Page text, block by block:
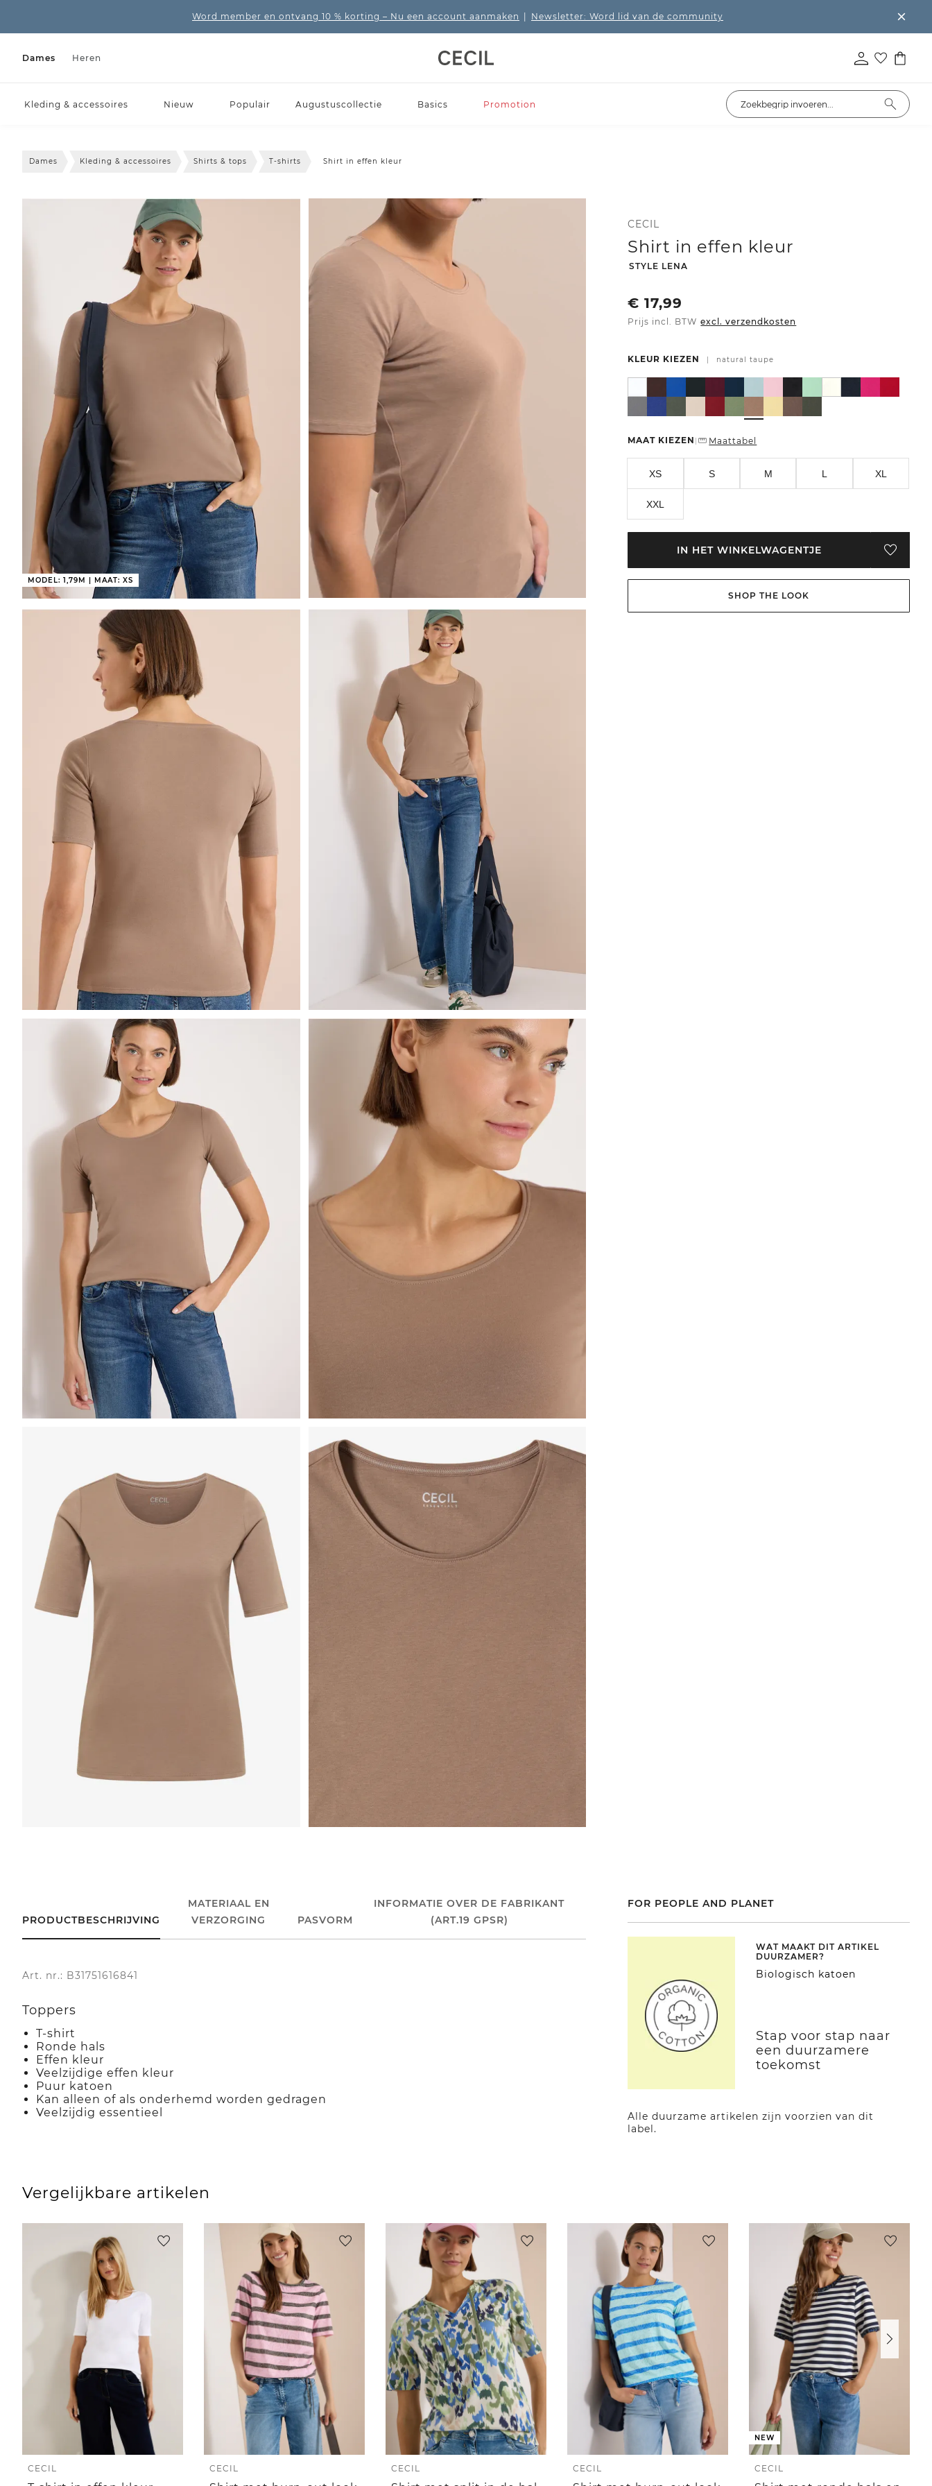
Word member en ontvang 10 % korting – Nu een account aanmaken Newsletter: Word lid van de community
Dames Heren
Kleding & accessoires Nieuw Populair Augustuscollectie Basics Promotion
Dames Kleding & accessoires Shirts & tops T-shirts Shirt in effen kleur
MODEL: 1,79M | MAAT: XS
CECIL
Shirt in effen kleur
-
STYLE LENA
€ 17,99
Prijs incl. BTW excl. verzendkosten
KLEUR KIEZEN | natural taupe
MAAT KIEZEN | Maattabel
XS S M L XL
XXL
IN HET WINKELWAGENTJE
SHOP THE LOOK
PRODUCTBESCHRIJVING
MATERIAAL EN
VERZORGING
PASVORM
INFORMATIE OVER DE FABRIKANT
(ART.19 GPSR)
Art. nr.: B31751616841
Toppers
T-shirt
Ronde hals
Effen kleur
Veelzijdige effen kleur
Puur katoen
Kan alleen of als onderhemd worden gedragen
Veelzijdig essentieel
FOR PEOPLE AND PLANET
WAT MAAKT DIT ARTIKEL
DUURZAMER?
Biologisch katoen
Stap voor stap naar
een duurzamere
toekomst
Alle duurzame artikelen zijn voorzien van dit
label.
Vergelijkbare artikelen
CECIL CECIL CECIL CECIL
NEW
CECIL